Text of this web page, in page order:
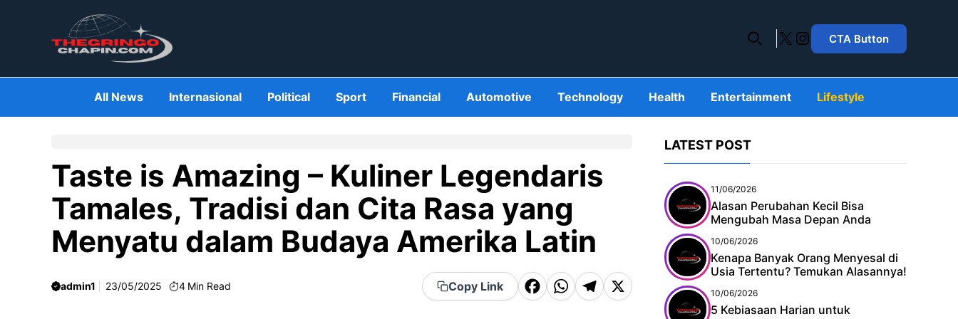
X Instagram
CTA Button
All News Internasional Political Sport Financial Automotive Technology Health Entertainment Lifestyle
Taste is Amazing – Kuliner Legendaris
Tamales, Tradisi dan Cita Rasa yang
Menyatu dalam Budaya Amerika Latin
admin1 23/05/2025 4 Min Read Copy Link
F
a
W
h
T
el
X
LATEST POST
11/06/2026
Alasan Perubahan Kecil Bisa
Mengubah Masa Depan Anda
10/06/2026
Kenapa Banyak Orang Menyesal di
Usia Tertentu? Temukan Alasannya!
10/06/2026
5 Kebiasaan Harian untuk